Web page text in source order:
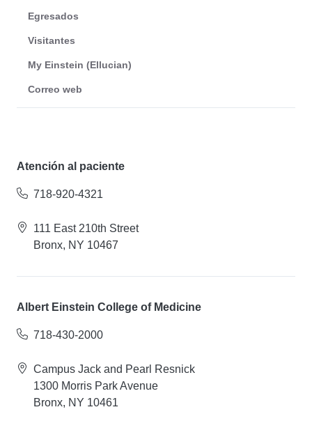
Egresados
Visitantes
My Einstein (Ellucian)
Correo web
Atención al paciente
718-920-4321
111 East 210th Street
Bronx, NY 10467
Albert Einstein College of Medicine
718-430-2000
Campus Jack and Pearl Resnick
1300 Morris Park Avenue
Bronx, NY 10461